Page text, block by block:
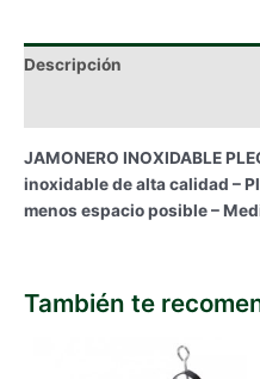
Descripción
JAMONERO INOXIDABLE
inoxidable de alta calidad –
menos espacio posible –
También te